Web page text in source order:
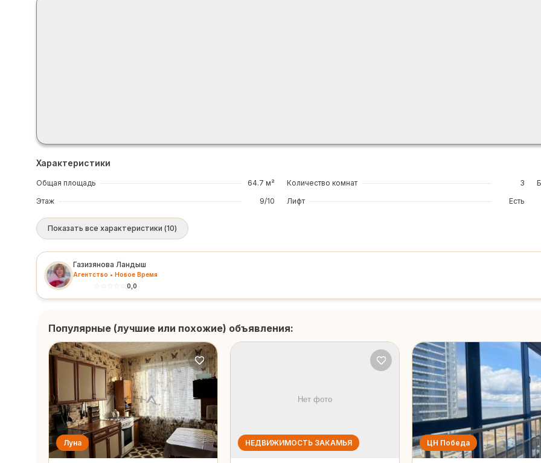
Характеристики
Общая площадь
64.7 м²
Этаж
9/10
Количество комнат
3
Лифт
Есть
Показать все характеристики (10)
Газизянова Ландыш
Агентство • Новое Время
0,0
Популярные (лучшие или похожие) объявления:
Луна НЕДВИЖИМОСТЬ ЗАКАМЬЯ ЦН Победа